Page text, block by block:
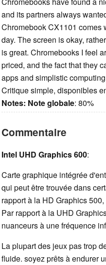
and its partners always
Chromebook CX1101 comes
day. The screen is okay,
is great. Chromebooks I feel
priced, and the fact that they
apps and simplistic
Critique simple, disponibles
Notes: Note globale: 80%
Commentaire
Intel UHD Graphics 600:
Carte graphique intégrée
qui peut être trouvée dans
rapport à la HD Graphics
Par rapport à la UHD
nuanceurs à une fréquence
La plupart des jeux pas trop
fluide. soyez prêts à endurer